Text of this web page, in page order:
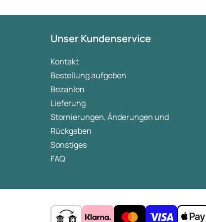
Unser Kundenservice
Kontakt
Bestellung aufgeben
Bezahlen
Lieferung
Stornierungen, Änderungen und
Rückgaben
Sonstiges
FAQ